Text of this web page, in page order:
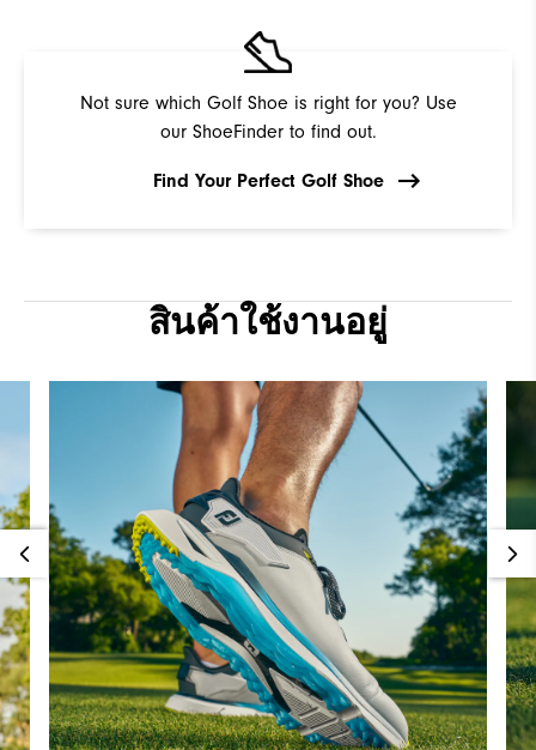
Not sure which Golf Shoe is right for you? Use
our ShoeFinder to find out.
Find Your Perfect Golf Shoe
สินค้าใช้งานอยู่